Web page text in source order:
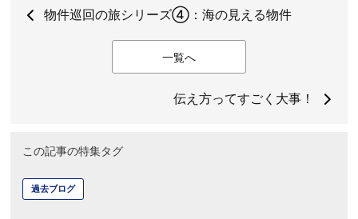
物件巡回の旅シリーズ④：海の見える物件
一覧へ
伝え方ってすごく大事！
この記事の特集タグ
過去ブログ